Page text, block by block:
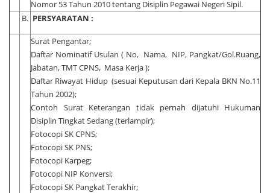
Nomor 53 Tahun 2010 tentang Disiplin Pegawai Negeri Sipil.
B. PERSYARATAN :
Surat Pengantar;
Daftar Nominatif Usulan ( No, Nama, NIP, Pangkat/Gol.Ruang,
Jabatan, TMT CPNS, Masa Kerja );
Daftar Riwayat Hidup (sesuai Keputusan dari Kepala BKN No.11
Tahun 2002);
Contoh Surat Keterangan tidak pernah dijatuhi Hukuman
Disiplin Tingkat Sedang (terlampir);
Fotocopi SK CPNS;
Fotocopi SK PNS;
Fotocopi Karpeg;
Fotocopi NIP Konversi;
Fotocopi SK Pangkat Terakhir;